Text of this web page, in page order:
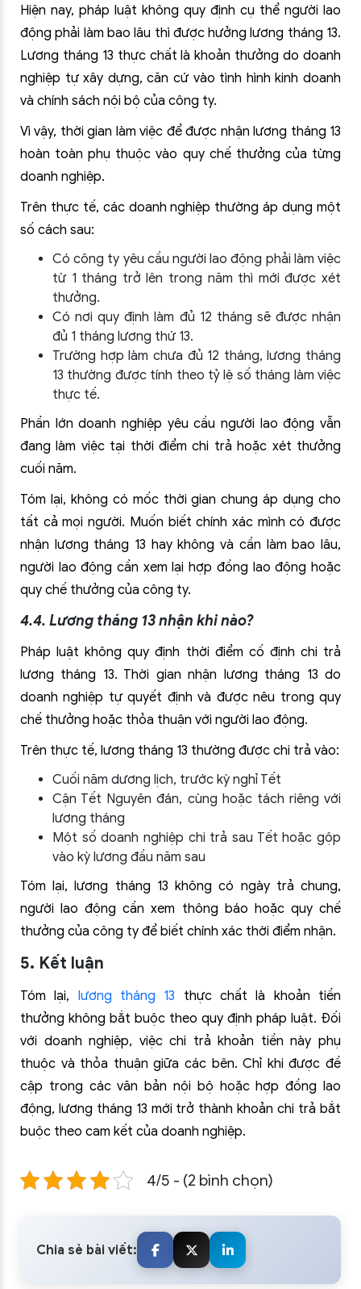
Hiện nay, pháp luật không quy định cụ thể người lao
động phải làm bao lâu thì được hưởng lương tháng 13.
Lương tháng 13 thực chất là khoản thưởng do doanh
nghiệp tự xây dựng, căn cứ vào tình hình kinh doanh
và chính sách nội bộ của công ty.
Vì vậy, thời gian làm việc để được nhận lương tháng 13
hoàn toàn phụ thuộc vào quy chế thưởng của từng
doanh nghiệp.
Trên thực tế, các doanh nghiệp thường áp dụng một
số cách sau:
Có công ty yêu cầu người lao động phải làm việc
từ 1 tháng trở lên trong năm thì mới được xét
thưởng.
Có nơi quy định làm đủ 12 tháng sẽ được nhận
đủ 1 tháng lương thứ 13.
Trường hợp làm chưa đủ 12 tháng, lương tháng
13 thường được tính theo tỷ lệ số tháng làm việc
thực tế.
Phần lớn doanh nghiệp yêu cầu người lao động vẫn
đang làm việc tại thời điểm chi trả hoặc xét thưởng
cuối năm.
Tóm lại, không có mốc thời gian chung áp dụng cho
tất cả mọi người. Muốn biết chính xác mình có được
nhận lương tháng 13 hay không và cần làm bao lâu,
người lao động cần xem lại hợp đồng lao động hoặc
quy chế thưởng của công ty.
4.4. Lương tháng 13 nhận khi nào?
Pháp luật không quy định thời điểm cố định chi trả
lương tháng 13. Thời gian nhận lương tháng 13 do
doanh nghiệp tự quyết định và được nêu trong quy
chế thưởng hoặc thỏa thuận với người lao động.
Trên thực tế, lương tháng 13 thường được chi trả vào:
Cuối năm dương lịch, trước kỳ nghỉ Tết
Cận Tết Nguyên đán, cùng hoặc tách riêng với
lương tháng
Một số doanh nghiệp chi trả sau Tết hoặc gộp
vào kỳ lương đầu năm sau
Tóm lại, lương tháng 13 không có ngày trả chung,
người lao động cần xem thông báo hoặc quy chế
thưởng của công ty để biết chính xác thời điểm nhận.
5. Kết luận
Tóm lại, lương tháng 13 thực chất là khoản tiền
thưởng không bắt buộc theo quy định pháp luật. Đối
với doanh nghiệp, việc chi trả khoản tiền này phụ
thuộc và thỏa thuận giữa các bên. Chỉ khi được đề
cập trong các văn bản nội bộ hoặc hợp đồng lao
động, lương tháng 13 mới trở thành khoản chi trả bắt
buộc theo cam kết của doanh nghiệp.
4/5 - (2 bình chọn)
Chia sẻ bài viết: